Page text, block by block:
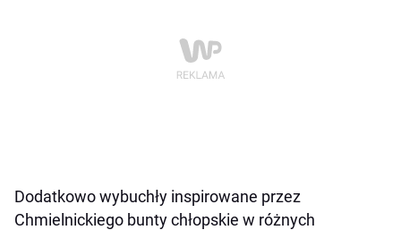
Dodatkowo wybuchły inspirowane przez
Chmielnickiego bunty chłopskie w różnych